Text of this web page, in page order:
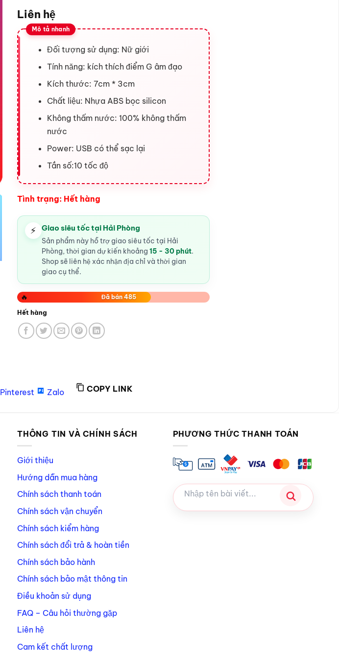
Liên hệ
Đối tượng sử dụng: Nữ giới
Tính năng: kích thích điểm G âm đạo
Kích thước: 7cm * 3cm
Chất liệu: Nhựa ABS bọc silicon
Không thấm nước: 100% không thấm
nước
Power: USB có thể sạc lại
Tần số:10 tốc độ
Tình trạng: Hết hàng
⚡ Giao siêu tốc tại Hải Phòng
Sản phẩm này hỗ trợ giao siêu tốc tại Hải
Phòng, thời gian dự kiến khoảng 15 - 30 phút.
Shop sẽ liên hệ xác nhận địa chỉ và thời gian
giao cụ thể.
🔥 Đã bán 485
Hết hàng
Pinterest Zalo COPY LINK
THÔNG TIN VÀ CHÍNH SÁCH
Giới thiệu
Hướng dẫn mua hàng
Chính sách thanh toán
Chính sách vận chuyển
Chính sách kiểm hàng
Chính sách đổi trả & hoàn tiền
Chính sách bảo hành
Chính sách bảo mật thông tin
Điều khoản sử dụng
FAQ – Câu hỏi thường gặp
Liên hệ
Cam kết chất lượng
PHƯƠNG THỨC THANH TOÁN